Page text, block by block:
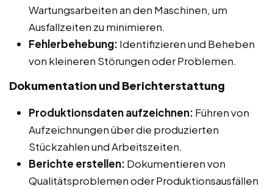
Wartungsarbeiten an den Maschinen, um
Ausfallzeiten zu minimieren.
Fehlerbehebung: Identifizieren und Beheben
von kleineren Störungen oder Problemen.
Dokumentation und Berichterstattung
Produktionsdaten aufzeichnen: Führen von
Aufzeichnungen über die produzierten
Stückzahlen und Arbeitszeiten.
Berichte erstellen: Dokumentieren von
Qualitätsproblemen oder Produktionsausfällen